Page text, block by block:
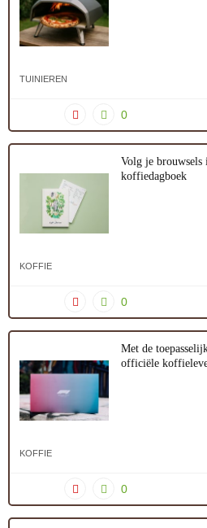
TUINIEREN
0
Volg je
koffiedagboek
KOFFIE
0
Met de
officiële
KOFFIE
0